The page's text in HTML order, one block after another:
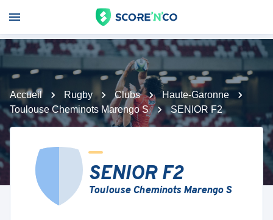
Accueil Rugby Clubs
Haute-Garonne
Toulouse Cheminots Marengo S
SENIOR F2
SENIOR F2
Toulouse Cheminots Marengo S